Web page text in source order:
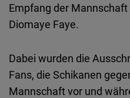
Empfang der
Diomaye Faye.
Dabei wurden die
Fans, die Schikanen
Mannschaft vor und